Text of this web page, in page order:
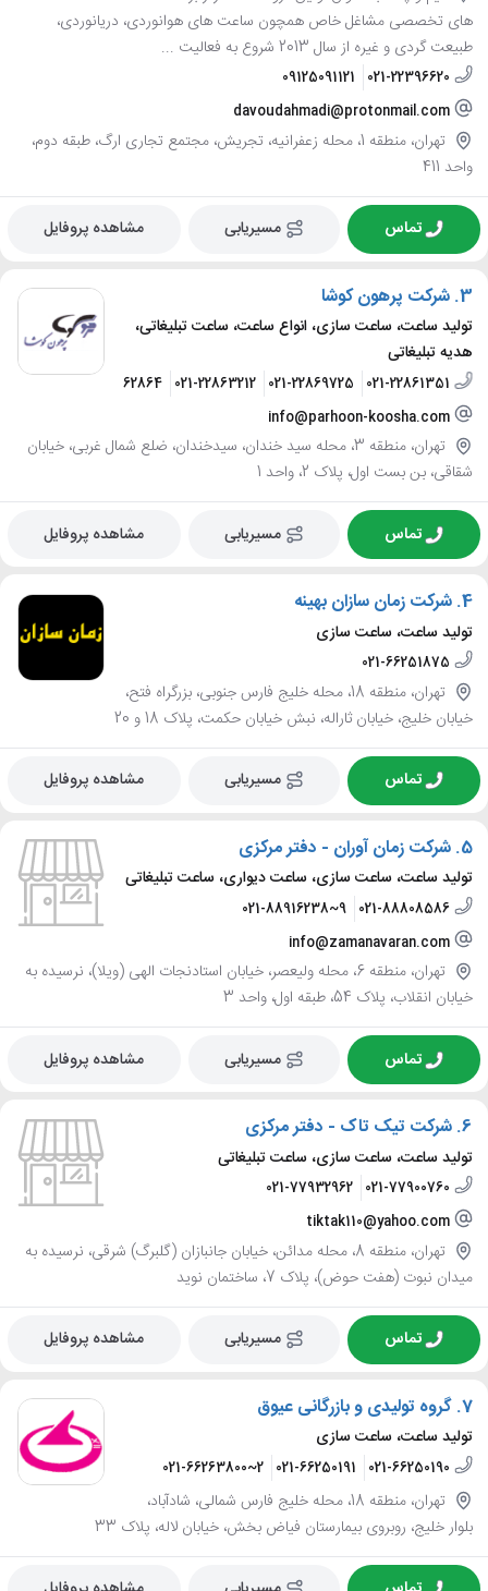
های تخصصی مشاغل خاص همچون ساعت های هوانوردی، دریانوردی،
طبیعت گردی و غیره از سال 2013 شروع به فعالیت ...
021-22396620
09125091121
davoudahmadi@protonmail.com
تهران، منطقه 1، محله زعفرانیه، تجریش، مجتمع تجاری ارگ، طبقه دوم،
واحد 411
تماس مسیریابی مشاهده پروفایل
3. شرکت پرهون کوشا
تولید ساعت، ساعت سازی، انواع ساعت، ساعت تبلیغاتی،
هدیه تبلیغاتی
021-22861351
021-22869725
021-22863212
09121162864
info@parhoon-koosha.com
تهران، منطقه 3، محله سید خندان، سیدخندان، ضلع شمال غربی، خیابان
شقاقی، بن بست اول، پلاک 2، واحد 1
تماس مسیریابی مشاهده پروفایل
4. شرکت زمان سازان بهینه
تولید ساعت، ساعت سازی
021-66251875
تهران، منطقه 18، محله خلیج فارس جنوبی، بزرگراه فتح،
خیابان خلیج، خیابان ثاراله، نبش خیابان حکمت، پلاک 18 و 20
تماس مسیریابی مشاهده پروفایل
5. شرکت زمان آوران - دفتر مرکزی
تولید ساعت، ساعت سازی، ساعت دیواری، ساعت تبلیغاتی
021-88808586
021-88916238~9
info@zamanavaran.com
تهران، منطقه 6، محله ولیعصر، خیابان استادنجات الهی (ویلا)، نرسیده به
خیابان انقلاب، پلاک 54، طبقه اول، واحد 3
تماس مسیریابی مشاهده پروفایل
6. شرکت تیک تاک - دفتر مرکزی
تولید ساعت، ساعت سازی، ساعت تبلیغاتی
021-77900760
021-77932962
tiktak110@yahoo.com
تهران، منطقه 8، محله مدائن، خیابان جانبازان (گلبرگ) شرقی، نرسیده به
میدان نبوت (هفت حوض)، پلاک 7، ساختمان نوید
تماس مسیریابی مشاهده پروفایل
7. گروه تولیدی و بازرگانی عیوق
تولید ساعت، ساعت سازی
021-66250190
021-66250191
021-66263800~2
تهران، منطقه 18، محله خلیج فارس شمالی، شادآباد،
بلوار خلیج، روبروی بیمارستان فیاض بخش، خیابان لاله، پلاک 33